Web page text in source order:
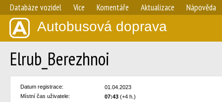
Databáze vozidel Více Komentáře Aktualizace Nápověda
Autobusová doprava
Elrub_Berezhnoi
Datum registrace:
01.04.2023
Místní čas uživatele:
07:43 (+4 h.)